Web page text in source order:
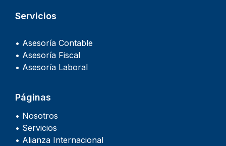
Servicios
• Asesoría Contable
• Asesoría Fiscal
• Asesoría Laboral
Páginas
• Nosotros
• Servicios
• Alianza Internacional